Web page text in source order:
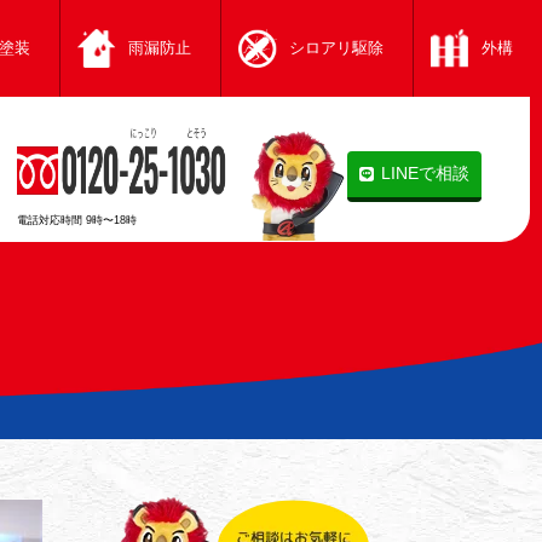
装 雨漏防止 シロアリ駆除 外構
電話対応時間9時〜18時
LINEで相談